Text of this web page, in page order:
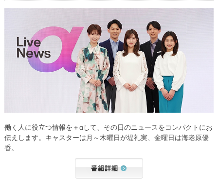
働く人に役立つ情報を＋αして、その日のニュースをコンパクトにお
伝えします。キャスターは月～木曜日が堤礼実、金曜日は海老原優
香。